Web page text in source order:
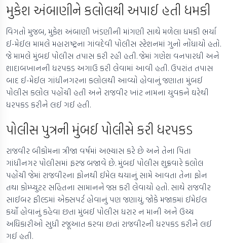
મુકેશ અંબાણીને કલોલથી અપાઈ હતી ધમકી
વિગતો મુજબ, મુકેશ અંબાણી ખંડણીની માંગણી સાથે મળેલા ધમકી ભર્યા
ઈ-મેઈલ મામલે મહારાષ્ટ્રના ગાંવદેવી પોલીસ સ્ટેશનમાં ગુનો નોંધાયો હતો.
જે મામલે મુંબઈ પોલીસ તપાસ કરી રહી હતી. જેમાં ગણેશ વનપારધી અને
શાદાબખાનની ધરપકડ અગાઉ કરી લેવામાં આવી હતી. ઉપરાંત તપાસ
બાદ ઈ-મેઈલ ગાંધીનગરના કલોલથી આવ્યો હોવાનું જણાતા મુંબઈ
પોલીસ કલોલ પહોંચી હતી અને રાજવીર ખાંટ નામના યુવકને ઘરેથી
ધરપકડ કરીને લઈ ગઈ હતી.
પોલીસ પુત્રની મુંબઈ પોલીસે કરી ધરપકડ
રાજવીર બીકોમના ત્રીજા વર્ષમાં અભ્યાસ કરે છે અને તેના પિતા
ગાંધીનગર પોલીસમાં ફરજ બજાવે છે. મુંબઈ પોલીસ શુક્રવારે કલોલ
પહોંચી જેમાં રાજવીરના ફોનથી ઈમેલ થયાનું સામે આવતા તેના ફોન
તથા કોમ્પ્યુટર સહિતના સામાનને જપ્ત કરી લેવાયો હતો. સાથે રાજવીર
સાઈબર ફીલ્ડમાં એક્સપર્ટ હોવાનું પણ જણાયું. જોકે મજાકમાં ઈમેઈલ
કર્યો હોવાનું કહેવા છતા મુંબઈ પોલીસ ધરાર ન માની અને ઉચ્ચ
અધિકારીઓ સુધી રજૂઆત કરવા છતાં રાજવીરની ધરપકડ કરીને લઈ
ગઈ હતી.